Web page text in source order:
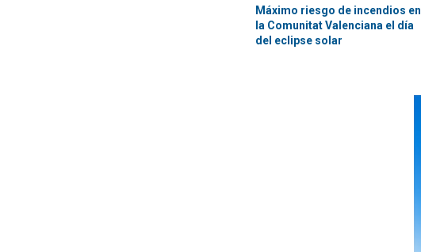
Máximo riesgo de incendios en
la Comunitat Valenciana el día
del eclipse solar